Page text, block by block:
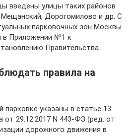
введены улицы таких районов
Мещанский, Дорогомилово и др. С
парковочных зон Москвы
в Приложении №1 к
Правительства.
правила на
парковке указаны в статье 13
от 29.12.2017 N 443-ФЗ (ред. от
дорожного движения в